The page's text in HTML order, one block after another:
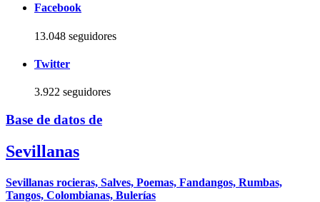
Facebook
13.048 seguidores
Twitter
3.922 seguidores
Base de datos de
Sevillanas
Sevillanas rocieras, Salves, Poemas, Fandangos, Rumbas,
Tangos, Colombianas, Bulerías